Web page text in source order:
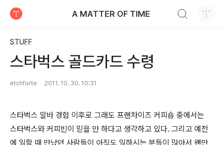
A MATTER OF TIME
STUFF
스타벅스 골드카드 수령
etchforte 2011. 10. 30. 10:31
스타벅스 알바 경험 이후로 그래도 프랜차이즈 커피숍 중에서는
스타벅스와 커피빈이 믿을 만 하다고 생각하고 있다. 그리고 예전
에 일할 때 만났던 사람들이 아직도 일하시는 분들이 많아서 왠만